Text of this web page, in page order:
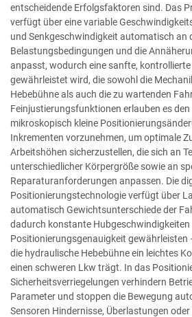
entscheidende Erfolgsfaktoren sind. Das
verfügt über eine variable
und Senkgeschwindigkeit automatisch an
Belastungsbedingungen und die
anpasst, wodurch eine sanfte,
gewährleistet wird, die sowohl die
Hebebühne als auch die zu wartenden
Feinjustierungsfunktionen erlauben es den
mikroskopisch kleine
Inkrementen vorzunehmen, um optimale
Arbeitshöhen sicherzustellen, die sich an
unterschiedlicher Körpergröße sowie an
Reparaturanforderungen anpassen. Die
Positionierungstechnologie verfügt über
automatisch Gewichtsunterschiede der
dadurch konstante Hubgeschwindigkeiten
Positionierungsgenauigkeit gewährleisten
die hydraulische Hebebühne ein leichtes
einen schweren Lkw trägt. In das
Sicherheitsverriegelungen verhindern
Parameter und stoppen die Bewegung
Sensoren Hindernisse, Überlastungen